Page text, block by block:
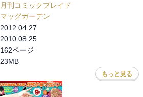
月刊コミックブレイド
マッグガーデン
2012.04.27
2010.08.25
162ページ
23MB
もっと見る